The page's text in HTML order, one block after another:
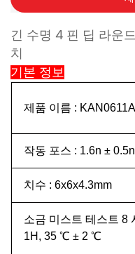
긴 수명 4 핀 딥 라운
치
기본 정보
제품 이름 :
작동 포스 : 1.6n ± 0.5n
치수 : 6x6x4.3mm
소금 미스트 테스트 8
1H, 35 ℃ ± 2 ℃